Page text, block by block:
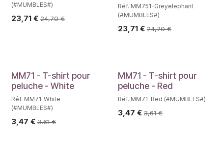
(#MUMBLES#)
23,71 € 24,70€
Réf. MM751-Greyelephant
(#MUMBLES#)
23,71€ 24,70€
MM71 - T-shirt pour
peluche - White
Réf. MM71-White
(#MUMBLES#)
3,47 € 3,61€
MM71 - T-shirt pour
peluche - Red
Réf. MM71-Red (#MUMBLES#)
3,47 € 3,61€